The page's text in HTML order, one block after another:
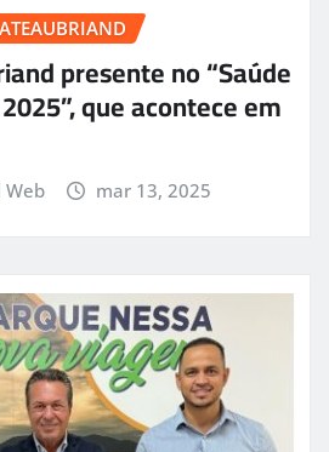
presente no “Saúde
que acontece em
Web mar 13, 2025